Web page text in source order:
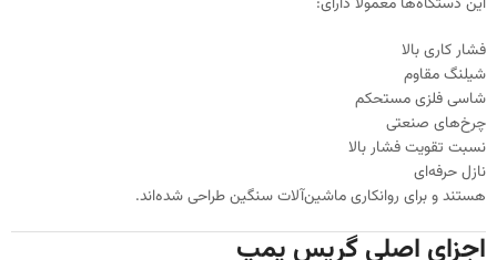
فشار کاری بالا
شیلنگ مقاوم
شاسی فلزی مستحکم
چرخ‌های صنعتی
نسبت تقویت فشار بالا
نازل حرفه‌ای
هستند و برای روانکاری ماشین‌آلات سنگین طراحی شده‌اند.
اجزای اصلی گریس پمپ